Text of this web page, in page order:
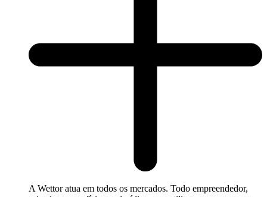
A Wettor atua em todos os mercados. Todo empreendedor,